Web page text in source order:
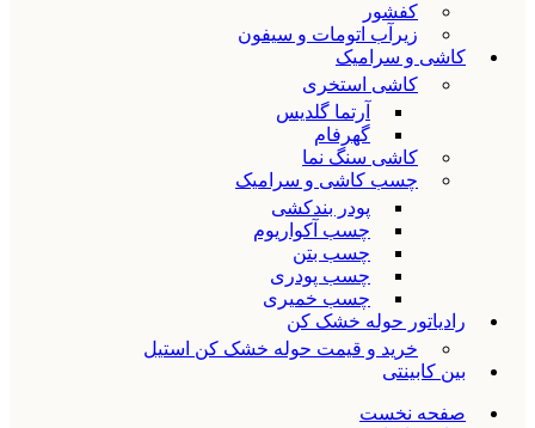
کفشور
زیرآب اتومات و سیفون
کاشی و سرامیک
کاشی استخری
آرتما گلدیس
گهرفام
کاشی سنگ نما
چسب کاشی و سرامیک
پودر بندکشی
چسب آکواریوم
چسب بتن
چسب پودری
چسب خمیری
رادیاتور حوله خشک کن
خرید و قیمت حوله خشک کن استیل
بین کابینتی
صفحه نخست